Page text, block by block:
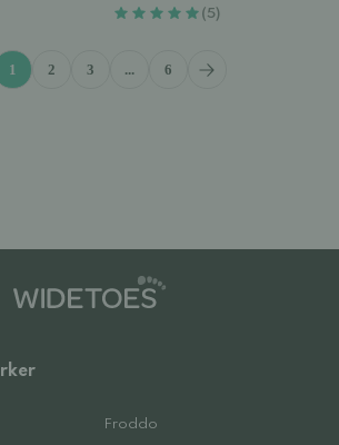
(5)
1 2 3 ... 6
Froddo